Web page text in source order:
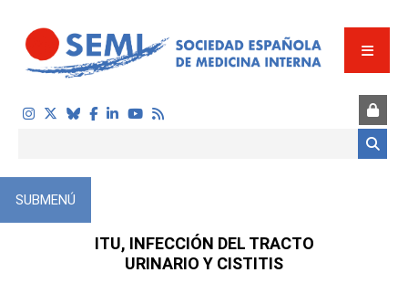
ITU, INFECCIÓN DEL TRACTO
URINARIO Y CISTITIS
SUBMENÚ